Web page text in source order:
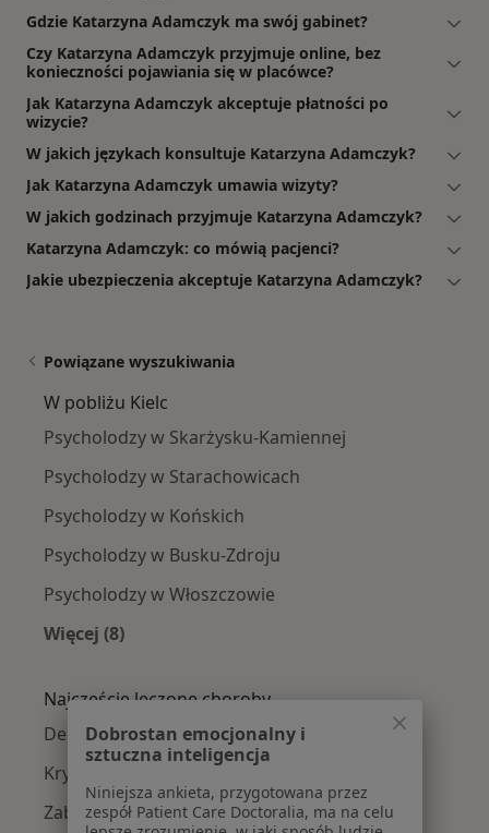
Gdzie Katarzyna Adamczyk ma swój gabinet?
Czy Katarzyna Adamczyk przyjmuje online, bez
konieczności pojawiania się w placówce?
Jak Katarzyna Adamczyk akceptuje płatności po
wizycie?
W jakich językach konsultuje Katarzyna Adamczyk?
Jak Katarzyna Adamczyk umawia wizyty?
W jakich godzinach przyjmuje Katarzyna Adamczyk?
Katarzyna Adamczyk: co mówią pacjenci?
Jakie ubezpieczenia akceptuje Katarzyna Adamczyk?
Powiązane wyszukiwania
W pobliżu Kielc
Psycholodzy w Skarżysku-Kamiennej
Psycholodzy w Starachowicach
Psycholodzy w Końskich
Psycholodzy w Busku-Zdroju
Psycholodzy w Włoszczowie
Więcej (8)
Najczęście leczone choroby
Depresja w Kielcach
Kryzys emocjonalny w Kielcach
Zaburzenia emocjonalne w Kielcach
Dobrostan emocjonalny i
sztuczna inteligencja
Niniejsza ankieta, przygotowana przez
zespół Patient Care Doctoralia, ma na celu